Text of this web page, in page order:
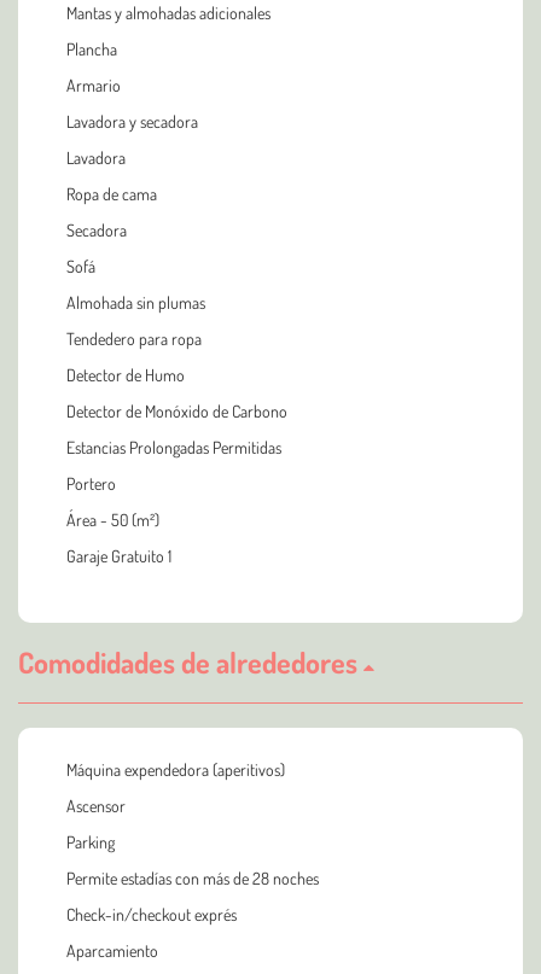
Mantas y almohadas adicionales
Plancha
Armario
Lavadora y secadora
Lavadora
Ropa de cama
Secadora
Sofá
Almohada sin plumas
Tendedero para ropa
Detector de Humo
Detector de Monóxido de Carbono
Estancias Prolongadas Permitidas
Portero
Área - 50 (m²)
Garaje Gratuito 1
Comodidades de alrededores
Máquina expendedora (aperitivos)
Ascensor
Parking
Permite estadías con más de 28 noches
Check-in/checkout exprés
Aparcamiento